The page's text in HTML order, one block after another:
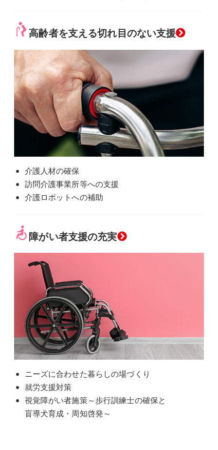
高齢者を支える切れ目のない支援
介護人材の確保
訪問介護事業所等への支援
介護ロボットへの補助
グ
ー
プ
リ
ン
ク
障がい者支援の充実
ニーズに合わせた暮らしの場づくり
就労支援対策
視覚障がい者施策～歩行訓練士の確保と
盲導犬育成・周知啓発～
グ